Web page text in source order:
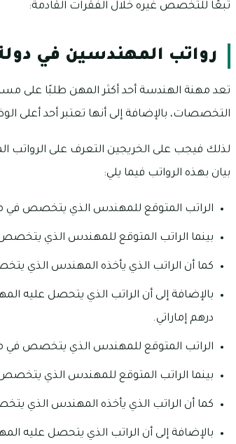
تبعًا للتخصص غيره خلال الفقرات القادمة:
رواتب المهندسين في دولة
تعد مهنة الهندسة أحد أكثر المهن طلبًا على
التخصصات، بالإضافة إلى أنها تعتبر أحد أعلى
لذلك فيجب على الخريجين التعرف على الرواتب
بيان بهذه الرواتب فيما يلي:
الراتب المتوقع للمهندس الذي يتخصص في مجال هندسة
بينما الراتب المتوقع للمهندس الذي يتخصص في مجال
كما أن الراتب الذي يأخذه المهندس الذي يتخصص في
درهم إماراتي.
الراتب المتوقع للمهندس الذي يتخصص في مجال هندسة
بينما الراتب المتوقع للمهندس الذي يتخصص في مجال
كما أن الراتب الذي يأخذه المهندس الذي يتخصص في